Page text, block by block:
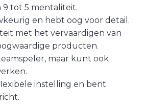
9 tot 5 mentaliteit.
en hebt oog voor detail.
met het vervaardigen van
producten.
maar kunt ook
instelling en bent